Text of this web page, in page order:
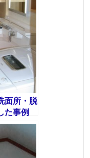
面所・脱
た事例